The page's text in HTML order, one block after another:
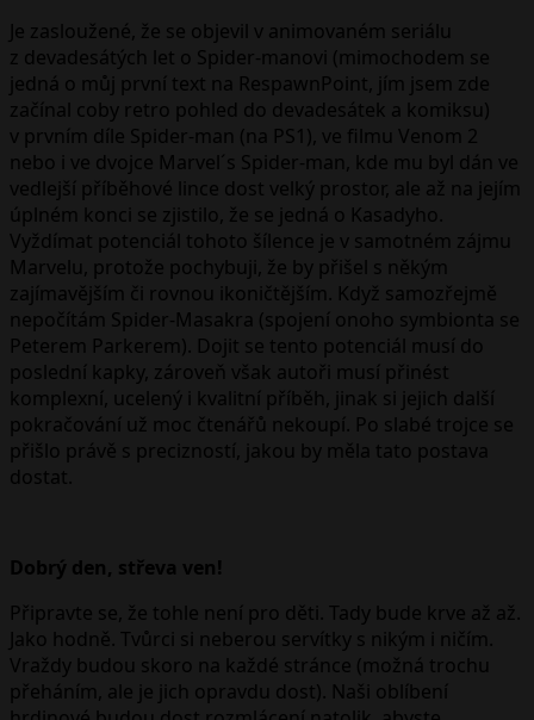
Je zasloužené, že se objevil v animovaném seriálu
z devadesátých let o Spider-manovi (mimochodem se
jedná o můj první text na RespawnPoint, jím jsem zde
začínal coby retro pohled do devadesátek a komiksu)
v prvním díle Spider-man (na PS1), ve filmu Venom 2
nebo i ve dvojce Marvel´s Spider-man, kde mu byl dán ve
vedlejší příběhové lince dost velký prostor, ale až na jejím
úplném konci se zjistilo, že se jedná o Kasadyho.
Vyždímat potenciál tohoto šílence je v samotném zájmu
Marvelu, protože pochybuji, že by přišel s někým
zajímavějším či rovnou ikoničtějším. Když samozřejmě
nepočítám Spider-Masakra (spojení onoho symbionta se
Peterem Parkerem). Dojit se tento potenciál musí do
poslední kapky, zároveň však autoři musí přinést
komplexní, ucelený i kvalitní příběh, jinak si jejich další
pokračování už moc čtenářů nekoupí. Po slabé trojce se
přišlo právě s precizností, jakou by měla tato postava
dostat.
Dobrý den, střeva ven!
Připravte se, že tohle není pro děti. Tady bude krve až až.
Jako hodně. Tvůrci si neberou servítky s nikým i ničím.
Vraždy budou skoro na každé stránce (možná trochu
přeháním, ale je jich opravdu dost). Naši oblíbení